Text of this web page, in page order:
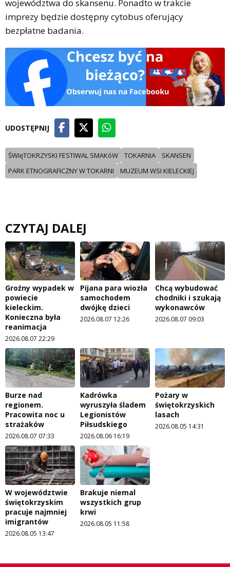
województwa do skansenu. Ponadto w trakcie
imprezy będzie dostępny cytobus oferujący
bezpłatne badania.
UDOSTĘPNIJ
ŚWIęTOKRZYSKI FESTIWAL SMAKóW TOKARNIA
SKANSEN
PARK ETNOGRAFICZNY W TOKARNI
MUZEUM WSI KIELECKIEJ
CZYTAJ DALEJ
Groźny wypadek w
powiecie
kieleckim.
Konieczna była
reanimacja
2026.08.07 22:29
Pijana para wiozła
samochodem
dwójkę dzieci
2026.08.07 12:26
Chcą wybudować
chodniki i szukają
wykonawców
2026.08.07 09:03
Burze nad
regionem.
Pracowita noc u
strażaków
2026.08.07 07:33
Kadrówka
wyruszyła śladem
Legionistów
Piłsudskiego
2026.08.06 16:19
Pożary w
świętokrzyskich
lasach
2026.08.05 14:31
W województwie
świętokrzyskim
pracuje najmniej
imigrantów
2026.08.05 13:47
Brakuje niemal
wszystkich grup
krwi
2026.08.05 11:58